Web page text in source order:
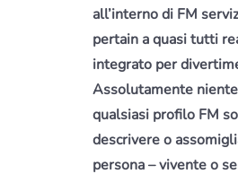
all’interno di FM
pertain a quasi tutti
integrato per
Assolutamente
qualsiasi profilo FM
descrivere o
persona – vivente o